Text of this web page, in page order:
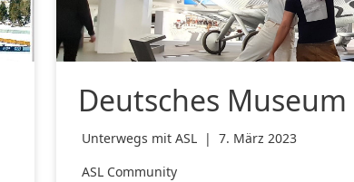
Deutsches
Unterwegs mit ASL
ASL Community
| 7. März 2023